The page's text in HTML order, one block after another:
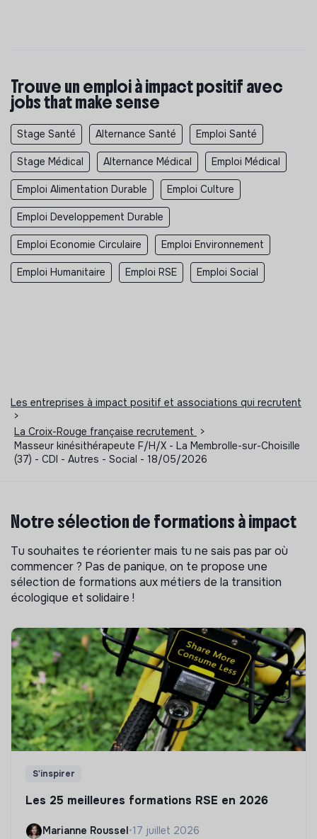
Trouve un emploi à impact positif avec
jobs that make sense
Stage Santé Alternance Santé Emploi Santé
Stage Médical Alternance Médical Emploi Médical
Emploi Alimentation Durable Emploi Culture
Emploi Developpement Durable
Emploi Economie Circulaire Emploi Environnement
Emploi Humanitaire Emploi RSE Emploi Social
Les entreprises à impact positif et associations qui recrutent
>
La Croix-Rouge française recrutement
>
Masseur kinésithérapeute F/H/X - La Membrolle-sur-Choisille
(37) - CDI - Autres - Social - 18/05/2026
Notre sélection de formations à impact
Tu souhaites te réorienter mais tu ne sais pas par où
commencer ? Pas de panique, on te propose une
sélection de formations aux métiers de la transition
écologique et solidaire !
S'inspirer
Les 25 meilleures formations RSE en 2026
Marianne Roussel •17 juillet 2026